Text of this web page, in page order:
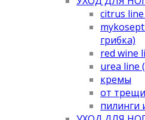
citrus
грибка)
red wine
urea line
кремы
от
пилинги